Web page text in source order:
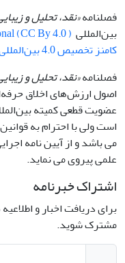
فصلنامه«نقد، تحلیل و
بین‌المللی
کامنز تخصیص 4.0 بین‌المللی ) ف
فصلنامه«نقد، تحلیل و
اصول ارزش‌های اخلاق
می باشد و از آیین نامه
علمی پیروی می نماید.
اشتراک خبرنامه
برای دریافت اخبار و
مشترک شوید.